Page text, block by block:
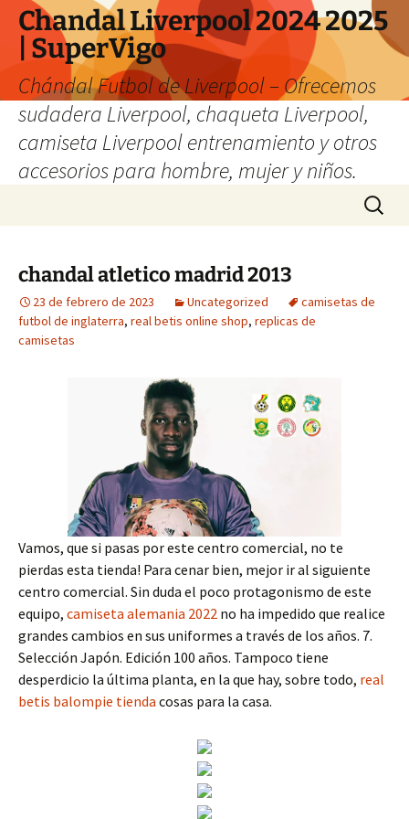
Chandal Liverpool 2024 2025
| SuperVigo
Chándal Futbol de Liverpool – Ofrecemos
sudadera Liverpool, chaqueta Liverpool,
camiseta Liverpool entrenamiento y otros
accesorios para hombre, mujer y niños.
Buscar:
chandal atletico madrid 2013
23 de febrero de 2023 Uncategorized
camisetas de
futbol de inglaterra, real betis online shop, replicas de
camisetas
Vamos, que si pasas por este centro comercial, no te
pierdas esta tienda! Para cenar bien, mejor ir al siguiente
centro comercial. Sin duda el poco protagonismo de este
equipo, camiseta alemania 2022 no ha impedido que realice
grandes cambios en sus uniformes a través de los años. 7.
Selección Japón. Edición 100 años. Tampoco tiene
desperdicio la última planta, en la que hay, sobre todo, real
betis balompie tienda cosas para la casa.